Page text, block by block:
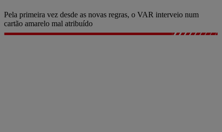
Pela primeira vez desde as novas regras, o VAR interveio num
cartão amarelo mal atribuído